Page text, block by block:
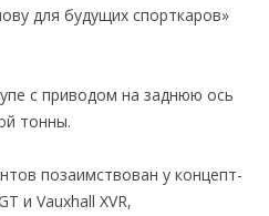
для будущих спорткаров»
с приводом на заднюю ось
тонны.
позаимствован у концепт-
и Vauxhall XVR,